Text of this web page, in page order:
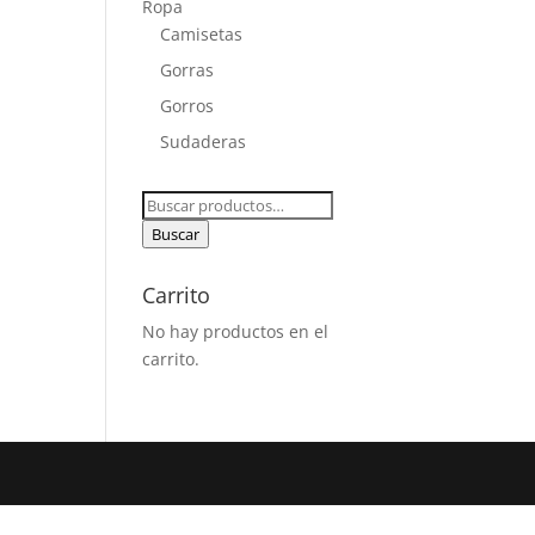
Ropa
Camisetas
Gorras
Gorros
Sudaderas
Buscar
por:
Buscar
Carrito
No hay productos en el
carrito.